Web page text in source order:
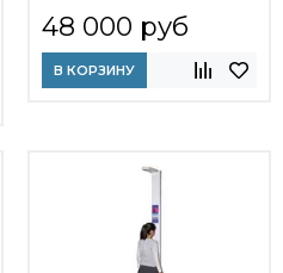
48 000 руб
В КОРЗИНУ